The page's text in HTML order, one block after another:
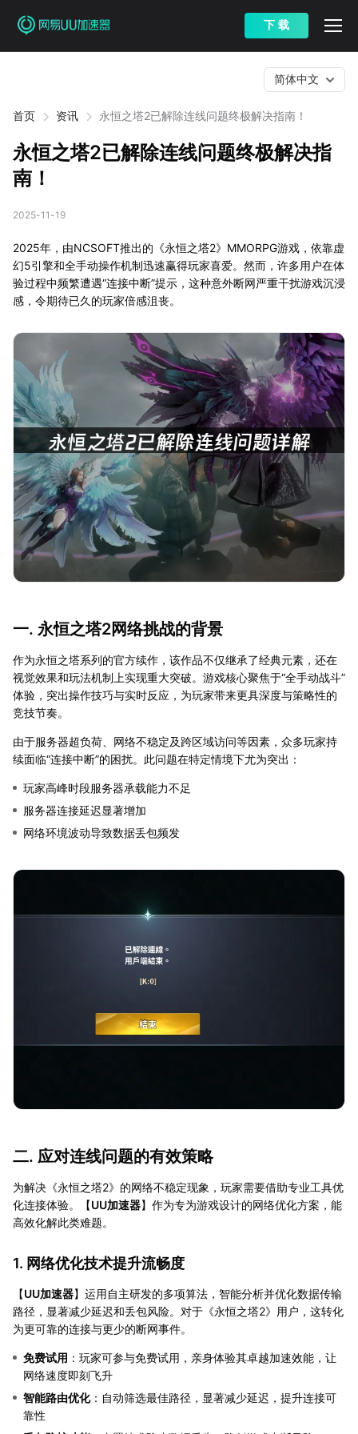
下 载
首页 资讯 永恒之塔2已解除连线问题终极解决指南！
简体中文
永恒之塔2已解除连线问题终极解决指
南！
2025-11-19
2025年，由NCSOFT推出的《永恒之塔2》MMORPG游戏，依靠虚
幻5引擎和全手动操作机制迅速赢得玩家喜爱。然而，许多用户在体
验过程中频繁遭遇“连接中断”提示，这种意外断网严重干扰游戏沉浸
感，令期待已久的玩家倍感沮丧。
一. 永恒之塔2网络挑战的背景
作为永恒之塔系列的官方续作，该作品不仅继承了经典元素，还在
视觉效果和玩法机制上实现重大突破。游戏核心聚焦于“全手动战斗”
体验，突出操作技巧与实时反应，为玩家带来更具深度与策略性的
竞技节奏。
由于服务器超负荷、网络不稳定及跨区域访问等因素，众多玩家持
续面临“连接中断”的困扰。此问题在特定情境下尤为突出：
玩家高峰时段服务器承载能力不足
服务器连接延迟显著增加
网络环境波动导致数据丢包频发
二. 应对连线问题的有效策略
为解决《永恒之塔2》的网络不稳定现象，玩家需要借助专业工具优
化连接体验。【UU加速器】作为专为游戏设计的网络优化方案，能
高效化解此类难题。
1. 网络优化技术提升流畅度
【UU加速器】运用自主研发的多项算法，智能分析并优化数据传输
路径，显著减少延迟和丢包风险。对于《永恒之塔2》用户，这转化
为更可靠的连接与更少的断网事件。
免费试用 ：玩家可参与免费试用，亲身体验其卓越加速效能，让
网络速度即刻飞升
智能路由优化：自动筛选最佳路径，显著减少延迟，提升连接可
靠性